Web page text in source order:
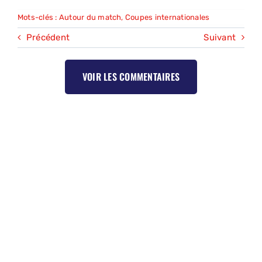
Mots-clés : Autour du match, Coupes internationales
Précédent Suivant
VOIR LES COMMENTAIRES